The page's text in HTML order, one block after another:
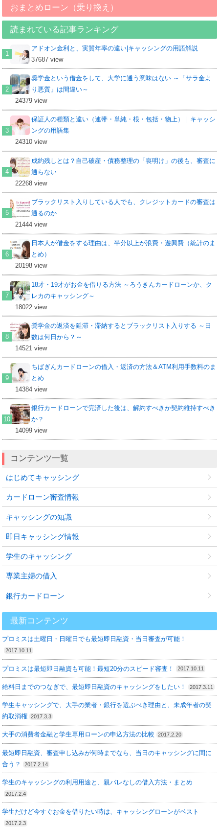
おまとめローン（乗り換え）
読まれている記事ランキング
アドオン金利と、実質年率の違い|キャッシングの用語解説
37687 view
奨学金という借金をして、大学に通う意味はない ～「サラ金よ
り悪質」は間違い～
24379 view
保証人の種類と違い（連帯・単純・根・包括・物上）｜キャッシ
ングの用語集
24310 view
成約残しとは？自己破産・債務整理の「喪明け」の後も、審査に
通らない
22268 view
ブラックリスト入りしている人でも、クレジットカードの審査は
通るのか
21444 view
日本人が借金をする理由は、半分以上が浪費・遊興費（統計のま
とめ）
20198 view
18才・19才がお金を借りる方法 ～ろうきんカードローンか、ク
レカのキャッシング～
18022 view
奨学金の返済を延滞・滞納するとブラックリスト入りする ～日
数は何日から？～
14521 view
ちばぎんカードローンの借入・返済の方法＆ATM利用手数料のま
とめ
14384 view
銀行カードローンで完済した後は、解約すべきか契約維持すべき
か？
14099 view
コンテンツ一覧
はじめてキャッシング
カードローン審査情報
キャッシングの知識
即日キャッシング情報
学生のキャッシング
専業主婦の借入
銀行カードローン
最新コンテンツ
プロミスは土曜日・日曜日でも最短即日融資・当日審査が可能！
2017.10.11
プロミスは最短即日融資も可能！最短20分のスピード審査！ 2017.10.11
給料日までのつなぎで、最短即日融資のキャッシングをしたい！ 2017.3.11
学生キャッシングで、大手の業者・銀行を選ぶべき理由と、未成年者の契
約取消権 2017.3.3
大手の消費者金融と学生専用ローンの申込方法の比較 2017.2.20
最短即日融資、審査申し込みが何時までなら、当日のキャッシングに間に
合う？
2017.2.14
学生のキャッシングの利用用途と、親バレなしの借入方法・まとめ
2017.2.4
学生だけど今すぐお金を借りたい時は、キャッシングローンがベスト
2017.2.3